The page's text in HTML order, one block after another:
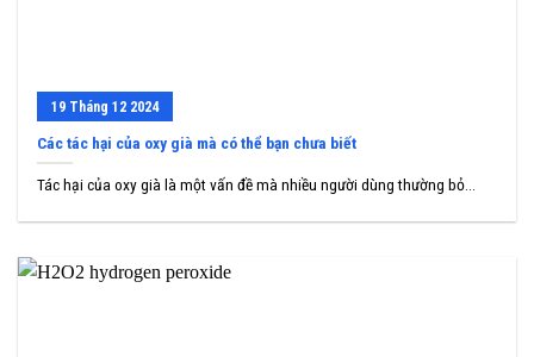
19 Tháng 12 2024
Các tác hại của oxy già mà có thể bạn chưa biết
Tác hại của oxy già là một vấn đề mà nhiều người dùng thường bỏ...